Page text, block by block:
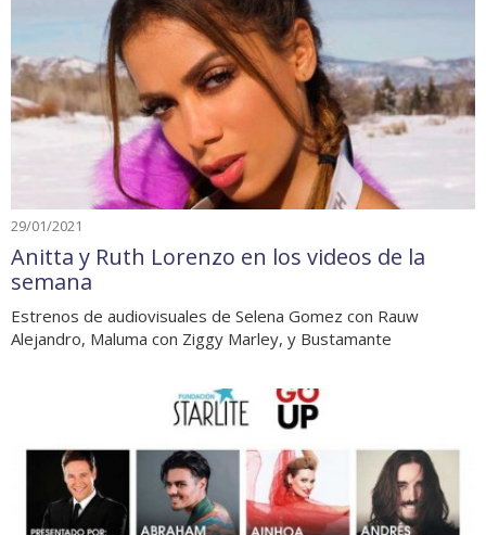
29/01/2021
Anitta y Ruth Lorenzo en los videos de la
semana
Estrenos de audiovisuales de Selena Gomez con Rauw
Alejandro, Maluma con Ziggy Marley, y Bustamante